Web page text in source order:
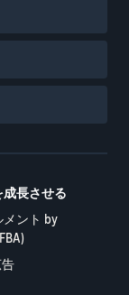
成長させる
メント by